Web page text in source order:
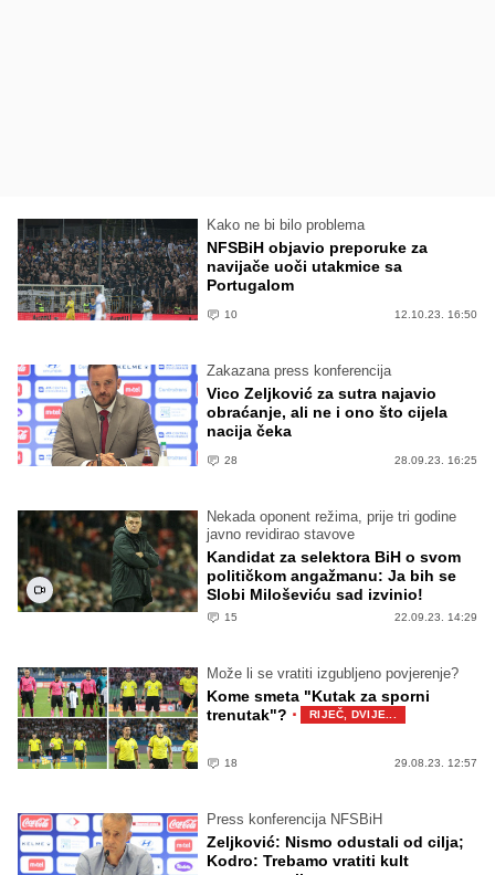
Kako ne bi bilo problema
NFSBiH objavio preporuke za
navijače uoči utakmice sa
Portugalom
10 12.10.23. 16:50
Zakazana press konferencija
Vico Zeljković za sutra najavio
obraćanje, ali ne i ono što cijela
nacija čeka
28 28.09.23. 16:25
Nekada oponent režima, prije tri godine
javno revidirao stavove
Kandidat za selektora BiH o svom
političkom angažmanu: Ja bih se
Slobi Miloševiću sad izvinio!
15 22.09.23. 14:29
Može li se vratiti izgubljeno povjerenje?
Kome smeta "Kutak za sporni
trenutak"? · RIJEČ, DVIJE...
18 29.08.23. 12:57
Press konferencija NFSBiH
Zeljković: Nismo odustali od cilja;
Kodro: Trebamo vratiti kult